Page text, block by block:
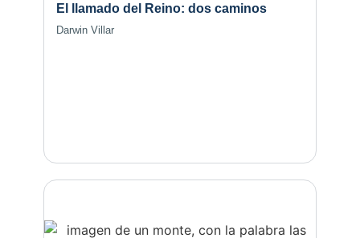
El llamado del Reino: dos caminos
Darwin Villar